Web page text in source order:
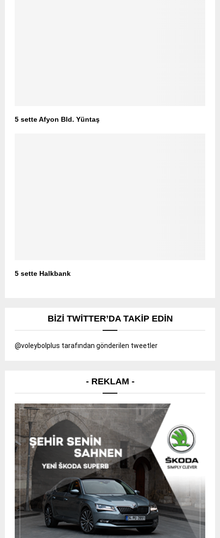
5 sette Afyon Bld. Yüntaş
5 sette Halkbank
BIZI TWITTER’DA TAKIP EDIN
@voleybolplus tarafından gönderilen tweetler
- REKLAM -